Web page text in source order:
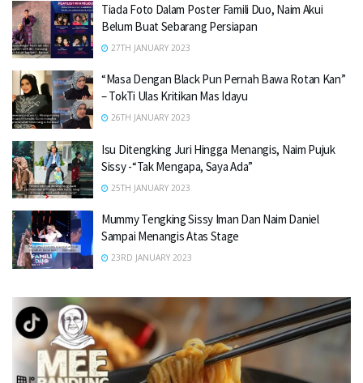
Tiada Foto Dalam Poster Famili Duo, Naim Akui
Belum Buat Sebarang Persiapan
27TH JANUARY 2023
“Masa Dengan Black Pun Pernah Bawa Rotan Kan”
– TokTi Ulas Kritikan Mas Idayu
26TH JANUARY 2023
Isu Ditengking Juri Hingga Menangis, Naim Pujuk
Sissy -“Tak Mengapa, Saya Ada”
25TH JANUARY 2023
Mummy Tengking Sissy Iman Dan Naim Daniel
Sampai Menangis Atas Stage
23RD JANUARY 2023